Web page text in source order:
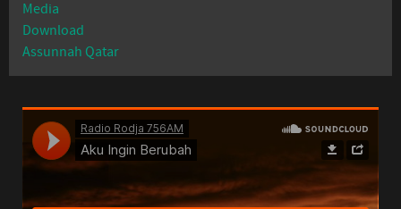
Media
Download
Assunnah Qatar